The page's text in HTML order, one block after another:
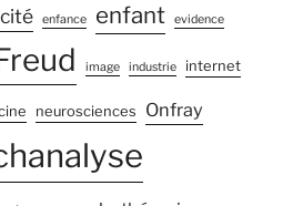
enfance enfant evidence
image industrie internet
neurosciences Onfray